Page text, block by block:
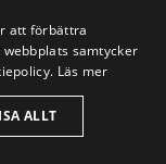
utan
att förbättra
samtycker
Läs mer
ALLT